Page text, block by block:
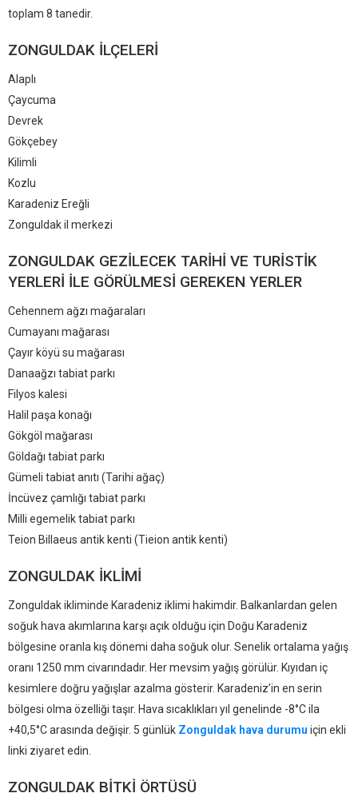
toplam 8 tanedir.
ZONGULDAK ILÇELERI
Alaplı
Çaycuma
Devrek
Gökçebey
Kilimli
Kozlu
Karadeniz Ereğli
Zonguldak il merkezi
ZONGULDAK GEZILECEK TARIHI VE TURISTIK
YERLERI ILE GÖRÜLMESI GEREKEN YERLER
Cehennem ağzı mağaraları
Cumayanı mağarası
Çayır köyü su mağarası
Danaağzı tabiat parkı
Filyos kalesi
Halil paşa konağı
Gökgöl mağarası
Göldağı tabiat parkı
Gümeli tabiat anıtı (Tarihi ağaç)
İncüvez çamlığı tabiat parkı
Milli egemelik tabiat parkı
Teion Billaeus antik kenti (Tieion antik kenti)
ZONGULDAK IKLIMI
Zonguldak ikliminde Karadeniz iklimi hakimdir. Balkanlardan gelen
soğuk hava akımlarına karşı açık olduğu için Doğu Karadeniz
bölgesine oranla kış dönemi daha soğuk olur. Senelik ortalama yağış
oranı 1250 mm civarındadır. Her mevsim yağış görülür. Kıyıdan iç
kesimlere doğru yağışlar azalma gösterir. Karadeniz’in en serin
bölgesi olma özelliği taşır. Hava sıcaklıkları yıl genelinde -8°C ila
+40,5°C arasında değişir. 5 günlük Zonguldak hava durumu için ekli
linki ziyaret edin.
ZONGULDAK BITKI ÖRTÜSÜ